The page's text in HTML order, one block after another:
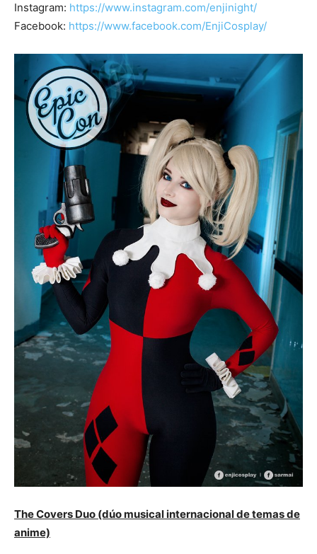
Instagram: https://www.instagram.com/enjinight/
Facebook: https://www.facebook.com/EnjiCosplay/
The Covers Duo (dúo musical internacional de temas de
anime)